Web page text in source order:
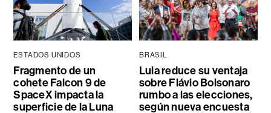
ESTADOS UNIDOS
Fragmento de un
cohete Falcon 9 de
SpaceX impacta la
superficie de la Luna
BRASIL
Lula reduce su ventaja
sobre Flávio Bolsonaro
rumbo a las elecciones,
según nueva encuesta